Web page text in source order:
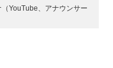
YouTube、アナウンサー